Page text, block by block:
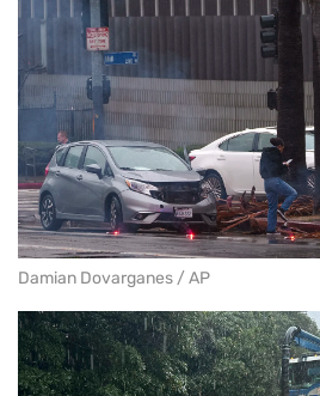
Damian Dovarganes / AP